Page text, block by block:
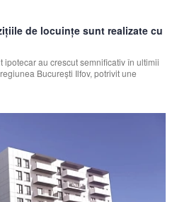
de locuințe sunt realizate cu
au crescut semnificativ în ultimii
ani, atât la nivel național, cât și în regiunea București Ilfov, potrivit une